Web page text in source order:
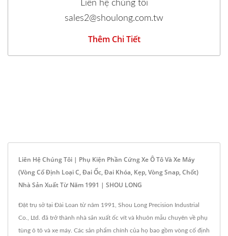
Liên hệ chúng tôi
sales2@shoulong.com.tw
Thêm Chi Tiết
Liên Hệ Chúng Tôi | Phụ Kiện Phần Cứng Xe Ô Tô Và Xe Máy
(vòng Cố Định Loại C, Đai Ốc, Đai Khóa, Kẹp, Vòng Snap, Chốt)
Nhà Sản Xuất Từ Năm 1991 | SHOU LONG
Đặt trụ sở tại Đài Loan từ năm 1991, Shou Long Precision Industrial
Co., Ltd. đã trở thành nhà sản xuất ốc vít và khuôn mẫu chuyên về phụ
tùng ô tô và xe máy. Các sản phẩm chính của họ bao gồm vòng cố định